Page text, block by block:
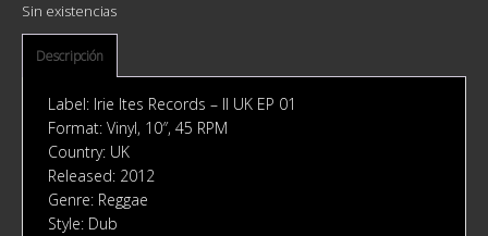
Sin existencias
Descripción
Label: Irie Ites Records ‎– II UK EP 01
Format: Vinyl, 10″, 45 RPM
Country: UK
Released: 2012
Genre: Reggae
Style: Dub